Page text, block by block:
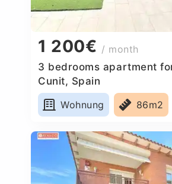
1 200€ / month
3 bedrooms apartment
Cunit, Spain
Wohnung
86m2